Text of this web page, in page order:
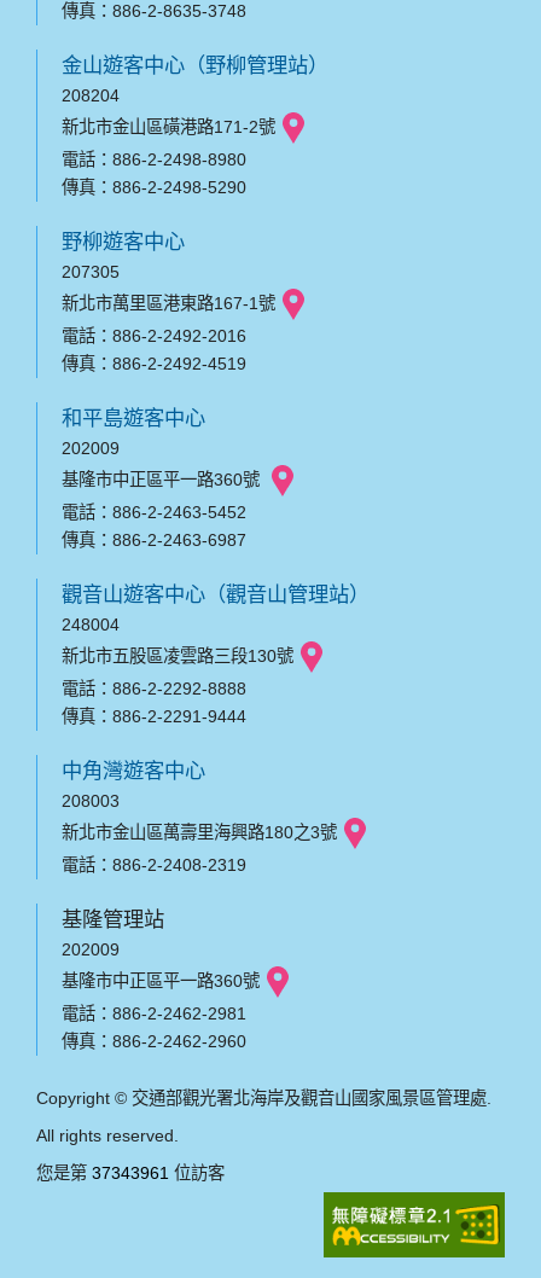
傳真：886-2-8635-3748
金山遊客中心（野柳管理站）
208204
新北市金山區磺港路171-2號
電話：886-2-2498-8980
傳真：886-2-2498-5290
野柳遊客中心
207305
新北市萬里區港東路167-1號
電話：886-2-2492-2016
傳真：886-2-2492-4519
和平島遊客中心
202009
基隆市中正區平一路360號
電話：886-2-2463-5452
傳真：886-2-2463-6987
觀音山遊客中心（觀音山管理站）
248004
新北市五股區凌雲路三段130號
電話：886-2-2292-8888
傳真：886-2-2291-9444
中角灣遊客中心
208003
新北市金山區萬壽里海興路180之3號
電話：886-2-2408-2319
基隆管理站
202009
基隆市中正區平一路360號
電話：886-2-2462-2981
傳真：886-2-2462-2960
Copyright © 交通部觀光署北海岸及觀音山國家風景區管理處.
All rights reserved.
您是第 37343961 位訪客